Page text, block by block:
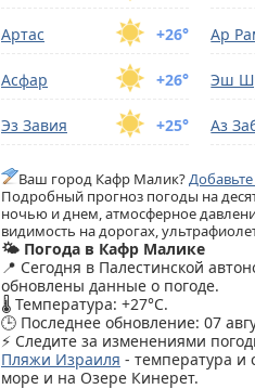
+26°
Артас Ар
+26°
Асфар Эш
+25°
Эз Завия Аз
Ваш город Кафр Малик?
Подробный прогноз погоды на
ночью и днем, атмосферное
видимость на дорогах,
🌤️ Погода в Кафр Малике
📍 Сегодня в Палестинской
обновлены данные о погоде.
🌡️ Температура: +27°C.
🕒 Последнее обновление: 07
⚡ Следите за изменениями
Пляжи Израиля - температура и
море и на Озере Кинерет.